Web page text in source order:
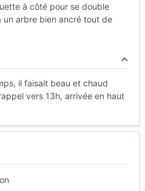
à côté pour se double
un arbre bien ancré tout de
il faisait beau et chaud
vers 13h, arrivée en haut